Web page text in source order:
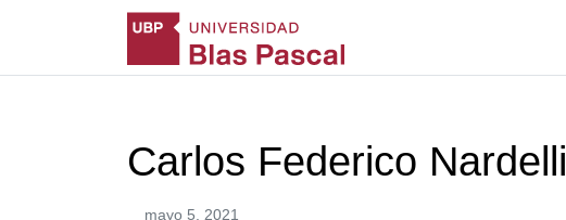
Carlos Federico Nardelli
mayo 5, 2021